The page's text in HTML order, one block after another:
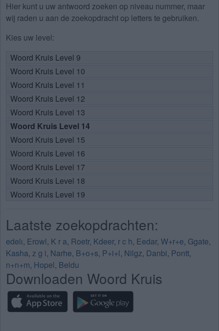
Hier kunt u uw antwoord zoeken op niveau nummer, maar
wij raden u aan de zoekopdracht op letters te gebruiken.
Kies uw level:
Woord Kruis Level 9
Woord Kruis Level 10
Woord Kruis Level 11
Woord Kruis Level 12
Woord Kruis Level 13
Woord Kruis Level 14
Woord Kruis Level 15
Woord Kruis Level 16
Woord Kruis Level 17
Woord Kruis Level 18
Woord Kruis Level 19
Laatste zoekopdrachten:
edelı, Erowl, K r a, Roetr, Kdeer, r c h, Eedar, W+r+e, Ggate,
Kasha, z g i, Narhe, B+o+s, P+i+l, Nilgz, Danbi, Pontt,
n+n+m, Hopel, Beldu
Downloaden Woord Kruis